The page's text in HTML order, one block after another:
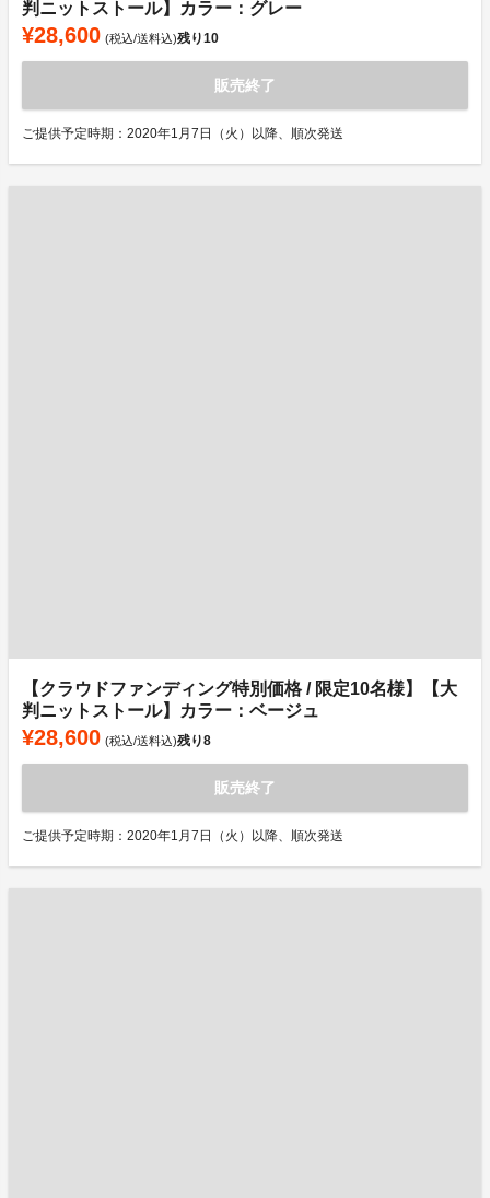
判ニットストール】カラー：グレー
¥28,600 (税込/送料込)残り10
販売終了
ご提供予定時期：2020年1月7日（火）以降、順次発送
【クラウドファンディング特別価格 / 限定10名様】【大
判ニットストール】カラー：ベージュ
¥28,600 (税込/送料込)残り8
販売終了
ご提供予定時期：2020年1月7日（火）以降、順次発送